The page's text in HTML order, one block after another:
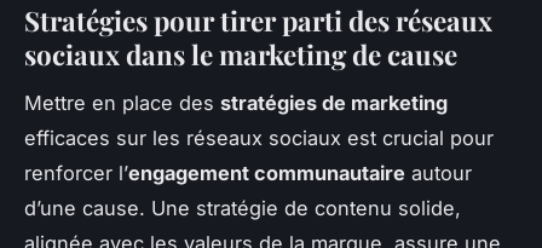
Stratégies pour tirer parti des réseaux
sociaux dans le marketing de cause
Mettre en place des stratégies de marketing
efficaces sur les réseaux sociaux est crucial pour
renforcer l’engagement communautaire autour
d’une cause. Une stratégie de contenu solide,